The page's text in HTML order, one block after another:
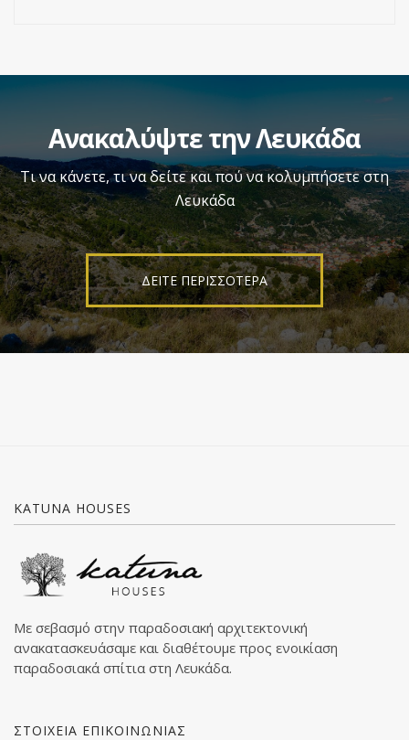
Ανακαλύψτε την Λευκάδα
Τι να κάνετε, τι να δείτε και πού να κολυμπήσετε στη
Λευκάδα
ΔΕΙΤΕ ΠΕΡΙΣΣΟΤΕΡΑ
KATUNA HOUSES
Με σεβασμό στην παραδοσιακή αρχιτεκτονική
ανακατασκευάσαμε και διαθέτουμε προς ενοικίαση
παραδοσιακά σπίτια στη Λευκάδα.
ΣΤΟΙΧΕΙΑ ΕΠΙΚΟΙΝΩΝΙΑΣ